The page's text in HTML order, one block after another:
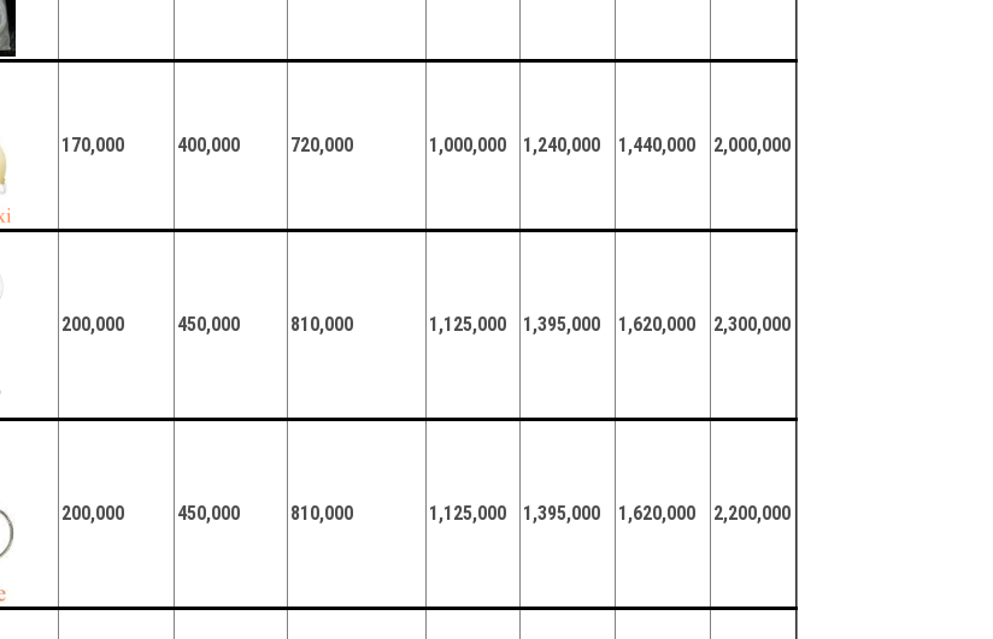
170,000 400,000 720,000 1,000,000 1,240,000 1,440,000 2,000,000
200,000 450,000 810,000 1,125,000 1,395,000 1,620,000 2,300,000
200,000 450,000 810,000 1,125,000 1,395,000 1,620,000 2,200,000